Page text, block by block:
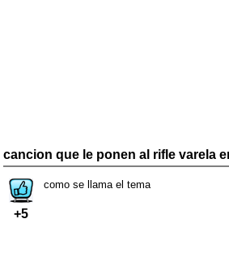
cancion que le ponen al rifle varela
+5
como se llama el tema